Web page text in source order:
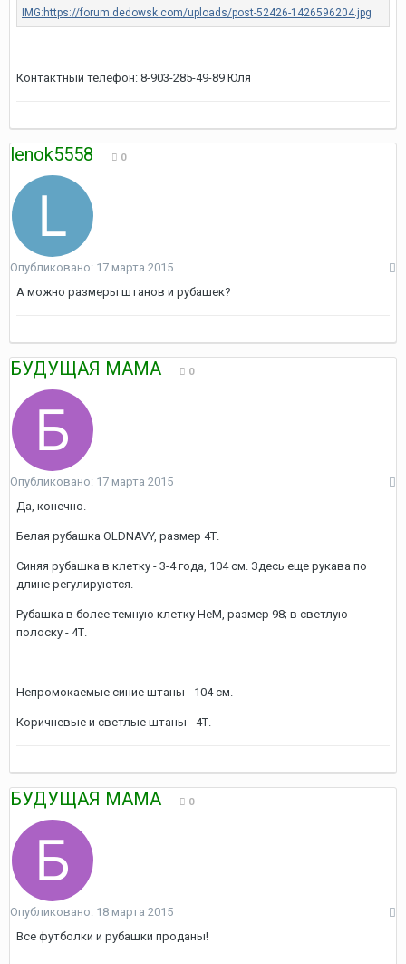
Контактный телефон: 8-903-285-49-89 Юля
lenok5558 0
Опубликовано: 17 марта 2015
А можно размеры штанов и рубашек?
БУДУЩАЯ МАМА 0
Опубликовано: 17 марта 2015
Да, конечно.
Белая рубашка OLDNAVY, размер 4Т.
Синяя рубашка в клетку - 3-4 года, 104 см. Здесь еще рукава по
длине регулируются.
Рубашка в более темную клетку HеM, размер 98; в светлую
полоску - 4Т.
Непромокаемые синие штаны - 104 см.
Коричневые и светлые штаны - 4Т.
БУДУЩАЯ МАМА 0
Опубликовано: 18 марта 2015
Все футболки и рубашки проданы!